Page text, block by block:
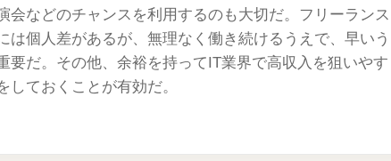
会などのチャンスを利用するのも大切だ。フリーランス
個人差があるが、無理なく働き続けるうえで、早いう
要だ。その他、余裕を持ってIT業界で高収入を狙いやす
ておくことが有効だ。